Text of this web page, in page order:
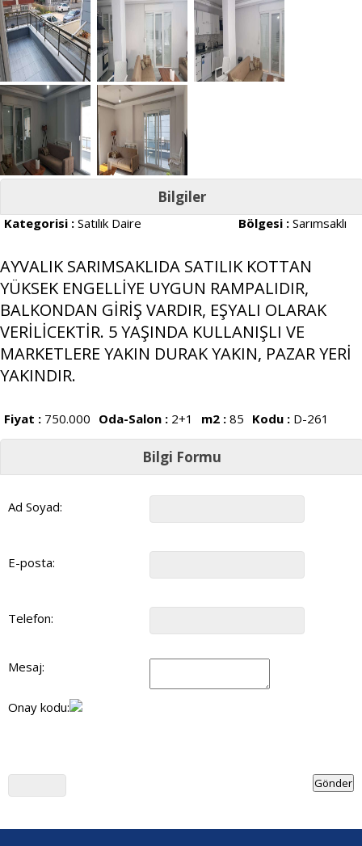
Bilgiler
Kategorisi : Satılık Daire Bölgesi : Sarımsaklı
AYVALIK SARIMSAKLIDA SATILIK KOTTAN
YÜKSEK ENGELLİYE UYGUN RAMPALIDIR,
BALKONDAN GİRİŞ VARDIR, EŞYALI OLARAK
VERİLİCEKTİR. 5 YAŞINDA KULLANIŞLI VE
MARKETLERE YAKIN DURAK YAKIN, PAZAR YERİ
YAKINDIR.
Fiyat : 750.000 Oda-Salon : 2+1 m2 : 85 Kodu : D-261
Bilgi Formu
Ad Soyad:
E-posta:
Telefon:
Mesaj:
Onay kodu: